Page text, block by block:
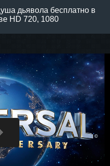
дьявола бесплатно в
HD 720, 1080